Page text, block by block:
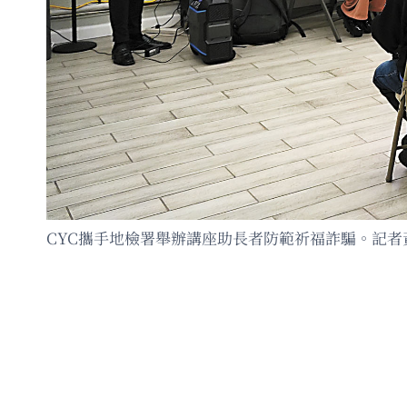
CYC攜手地檢署舉辦講座助長者防範祈福詐騙。記